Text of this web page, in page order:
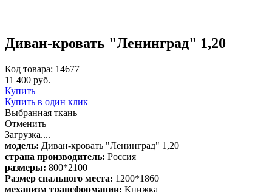
Диван-кровать "Ленинград" 1,20
Код товара: 14677
11 400 руб.
Купить
Купить в один клик
Выбранная ткань
Отменить
Загрузка....
модель: Диван-кровать "Ленинград" 1,20
страна производитель: Россия
размеры: 800*2100
Размер спального места: 1200*1860
механизм трансформации: Книжка